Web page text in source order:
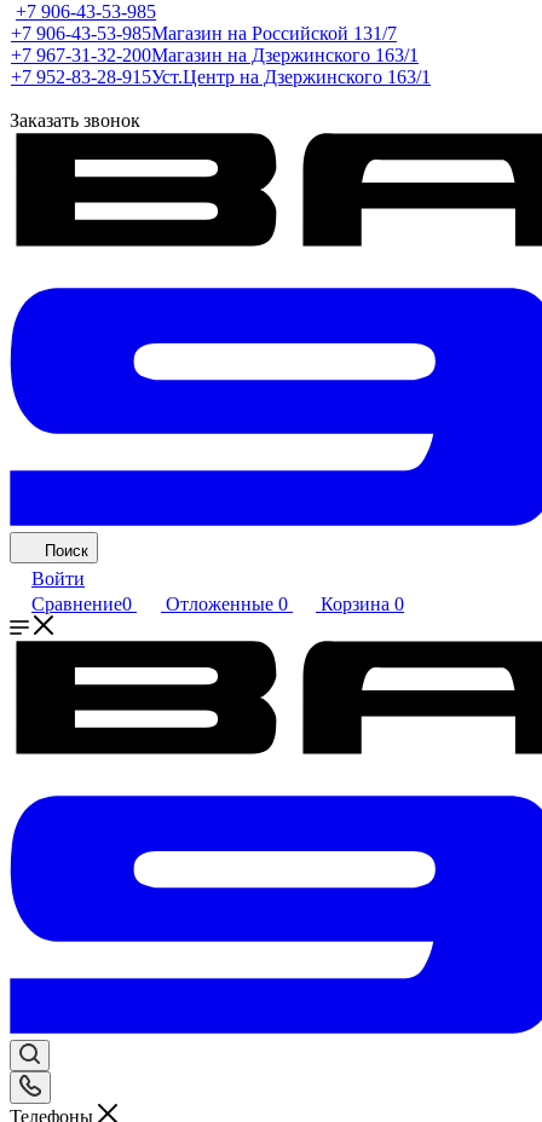
+7 906-43-53-985
+7 906-43-53-985Магазин на Российской 131/7
+7 967-31-32-200Магазин на Дзержинского 163/1
+7 952-83-28-915Уст.Центр на Дзержинского 163/1
Заказать звонок
Поиск
Войти
Сравнение0 Отложенные 0 Корзина 0
Телефоны